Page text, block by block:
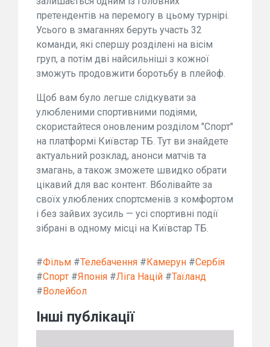
претендентів на перемогу в цьому турнірі.
Усього в змаганнях беруть участь 32
команди, які спершу розділені на вісім
груп, а потім дві найсильніші з кожної
зможуть продовжити боротьбу в плейоф.
Щоб вам було легше слідкувати за
улюбленими спортивними подіями,
скористайтеся оновленим розділом "Спорт"
на платформі Київстар ТБ. Тут ви знайдете
актуальний розклад, анонси матчів та
змагань, а також зможете швидко обрати
цікавий для вас контент. Вболівайте за
своїх улюблених спортсменів з комфортом
і без зайвих зусиль — усі спортивні події
зібрані в одному місці на Київстар ТБ.
#Фільм #Телебачення # Камерун #Сербія
#Спорт #Японія #Ліга Націй #Таїланд
# Волейбол
Інші публікації